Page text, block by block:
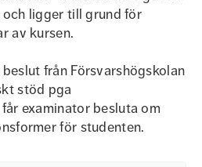
ligger till grund för
av kursen.
från Försvarshögskolan
stöd pga
examinator besluta om
för studenten.